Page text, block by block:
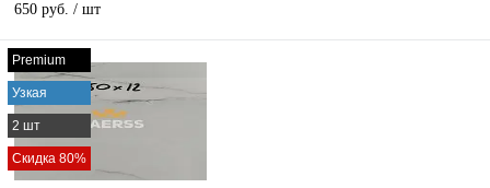
650 руб. / шт
Premium
Узкая
2 шт
Скидка 80%